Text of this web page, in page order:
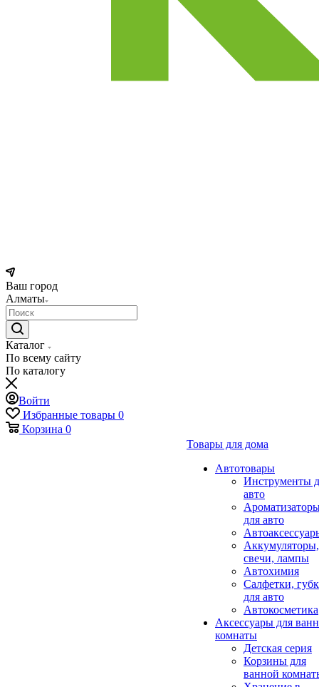
Ваш город
Алматы
Каталог
По всему сайту
По каталогу
Войти
Избранные товары 0
Корзина 0
Товары для дома
Автотовары
Инструменты
авто
для авто
Аккумуляторы,
свечи, лампы
Автохимия
Салфетки,
для авто
Автокосметика
Аксессуары для
комнаты
Детская серия
Корзины для
ванной